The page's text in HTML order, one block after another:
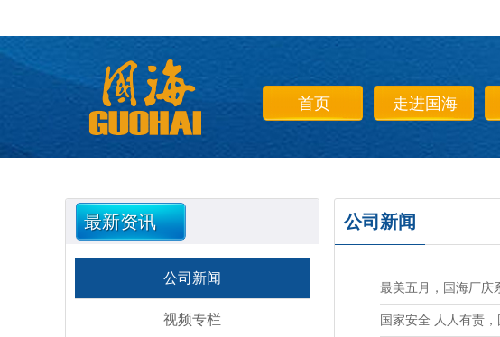
首页 走进国海
最新资讯
公司新闻
视频专栏
公司新闻
最美五月，国海厂庆
国家安全 人人有责